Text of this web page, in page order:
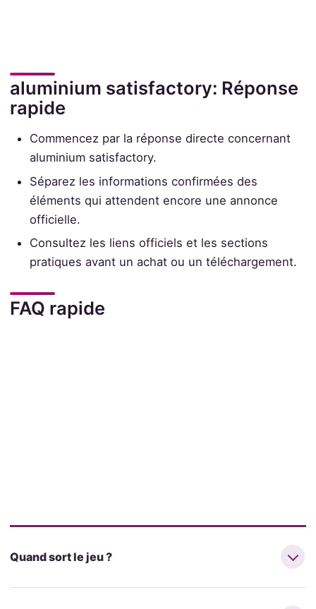
aluminium satisfactory: Réponse
rapide
Commencez par la réponse directe concernant
aluminium satisfactory.
Séparez les informations confirmées des
éléments qui attendent encore une annonce
officielle.
Consultez les liens officiels et les sections
pratiques avant un achat ou un téléchargement.
FAQ rapide
Quand sort le jeu ?